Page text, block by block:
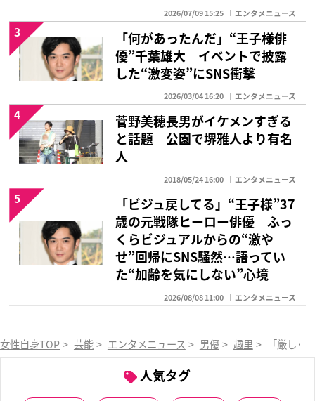
2026/07/09 15:25 エンタメニュース
「何があったんだ」“王子様俳
優”千葉雄大 イベントで披露
した“激変姿”にSNS衝撃
2026/03/04 16:20 エンタメニュース
3
菅野美穂長男がイケメンすぎる
と話題 公園で堺雅人より有名
人
2018/05/24 16:00 エンタメニュース
4
「ビジュ戻してる」“王子様”37
歳の元戦隊ヒーロー俳優 ふっ
くらビジュアルからの“激や
せ”回帰にSNS騒然…語ってい
た“加齢を気にしない”心境
2026/08/08 11:00 エンタメニュース
5
女性自身TOP > 芸能 > エンタメニュース > 男優 > 趣里 > 「厳し
人気タグ